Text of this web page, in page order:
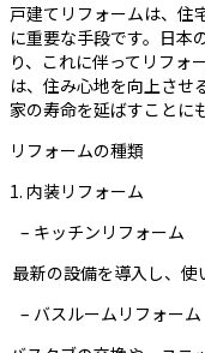
戸建てリフォームは、住
に重要な手段です。日本
り、これに伴ってリフォ
は、住み心地を向上させ
家の寿命を延ばすことに
リフォームの種類
1. 内装リフォーム
– キッチンリフォーム
最新の設備を導入し、使
– バスルームリフォーム